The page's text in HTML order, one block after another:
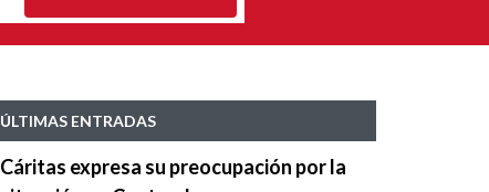
ÚLTIMAS ENTRADAS
Cáritas expresa su preocupación por la